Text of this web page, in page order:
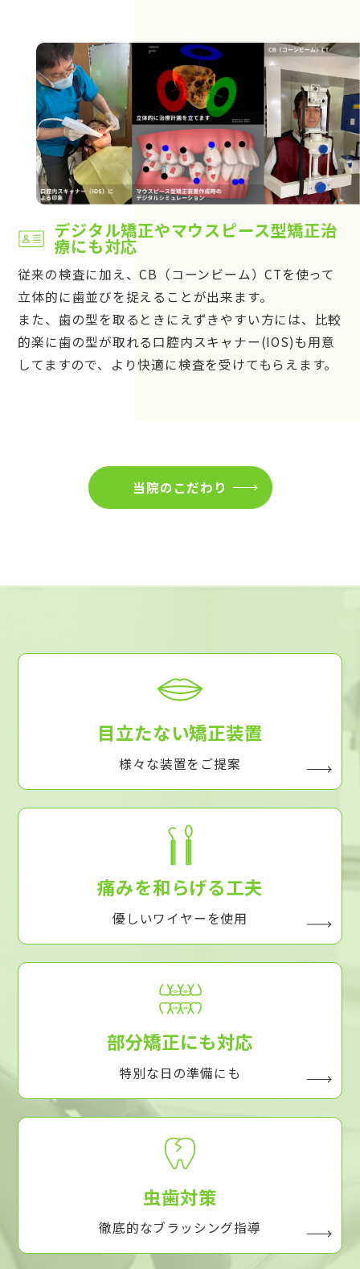
デジタル矯正やマウスピース型矯正治
療にも対応
従来の検査に加え、CB（コーンビーム）CTを使って
立体的に歯並びを捉えることが出来ます。
また、歯の型を取るときにえずきやすい方には、比較
的楽に歯の型が取れる口腔内スキャナー(IOS)も用意
してますので、より快適に検査を受けてもらえます。
当院のこだわり
目立たない矯正装置
様々な装置をご提案
痛みを和らげる工夫
優しいワイヤーを使用
部分矯正にも対応
特別な日の準備にも
虫歯対策
徹底的なブラッシング指導